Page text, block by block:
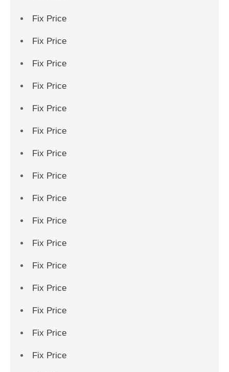
Fix Price
Fix Price
Fix Price
Fix Price
Fix Price
Fix Price
Fix Price
Fix Price
Fix Price
Fix Price
Fix Price
Fix Price
Fix Price
Fix Price
Fix Price
Fix Price